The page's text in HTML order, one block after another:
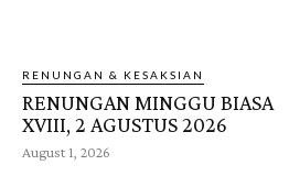
RENUNGAN & KESAKSIAN
RENUNGAN MINGGU BIASA
XVIII, 2 AGUSTUS 2026
August 1, 2026